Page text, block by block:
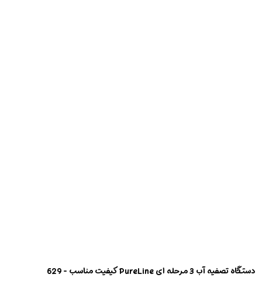
دستگاه تصفیه آب 3 مرحله ای PureLine کیفیت مناسب - 629